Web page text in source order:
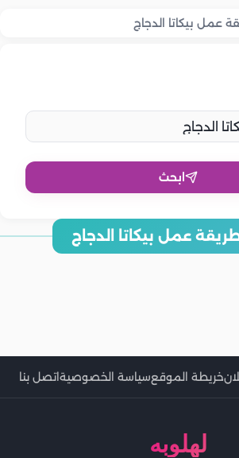
عمل بيكاتا الدجاج
ابحث
عمل بيكاتا الدجاج
بالمشروم.. بخطوات ولا أسهل
خريطة الموقعسياسة الخصوصيةاتصل بنا
لهلوبه